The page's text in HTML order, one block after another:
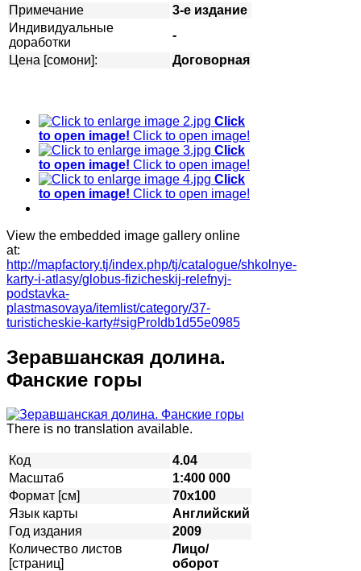
Примечание
3-е издание
Индивидуальные
доработки
-
Цена [сомони]:
Договорная
Click
to open image! Click to open image!
Click
to open image! Click to open image!
Click
to open image! Click to open image!
View the embedded image gallery online
at:
http://mapfactory.tj/index.php/tj/catalogue/shkolnye-
karty-i-atlasy/globus-fizicheskij-relefnyj-
podstavka-
plastmasovaya/itemlist/category/37-
turisticheskie-karty#sigProIdb1d55e0985
Зеравшанская долина.
Фанские горы
There is no translation available.
Код
4.04
Масштаб
1:400 000
Формат [см]
70х100
Язык карты
Английский
Год издания
2009
Количество листов
[страниц]
Лицо/
оборот